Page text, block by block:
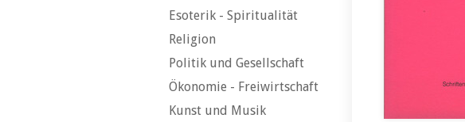
Esoterik - Spiritualität
Religion
Politik und Gesellschaft
Ökonomie - Freiwirtschaft
Kunst und Musik